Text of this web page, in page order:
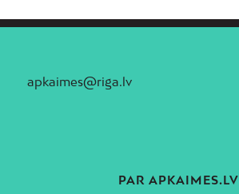
apkaimes@riga.lv
PAR APKAIMES.LV